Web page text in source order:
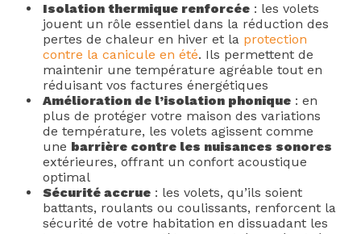
Isolation thermique renforcée : les volets
jouent un rôle essentiel dans la réduction des
pertes de chaleur en hiver et la protection
contre la canicule en été. Ils permettent de
maintenir une température agréable tout en
réduisant vos factures énergétiques
Amélioration de l’isolation phonique : en
plus de protéger votre maison des variations
de température, les volets agissent comme
une barrière contre les nuisances sonores
extérieures, offrant un confort acoustique
optimal
Sécurité accrue : les volets, qu’ils soient
battants, roulants ou coulissants, renforcent la
sécurité de votre habitation en dissuadant les